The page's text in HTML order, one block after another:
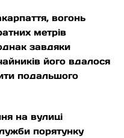
вогонь
метрів
завдяки
його вдалося
подальшого
на вулиці
порятунку